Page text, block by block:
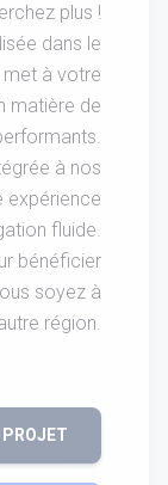
plus !
dans le
à votre
matière de
à nos
expérience
fluide.
bénéficier
soyez à
région.
PROJET